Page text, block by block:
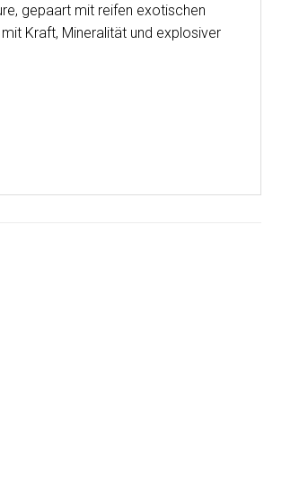
gepaart mit reifen exotischen
Kraft, Mineralität und explosiver